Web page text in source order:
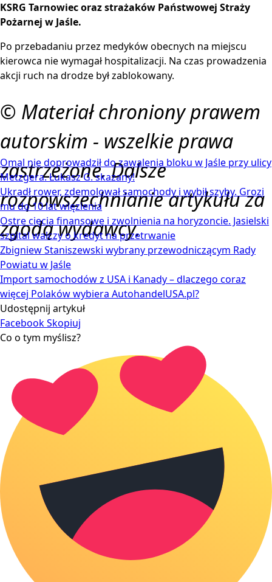
KSRG Tarnowiec oraz strażaków Państwowej Straży
Pożarnej w Jaśle.
Po przebadaniu przez medyków obecnych na miejscu
kierowca nie wymagał hospitalizacji. Na czas prowadzenia
akcji ruch na drodze był zablokowany.
© Materiał chroniony prawem
autorskim - wszelkie prawa
zastrzeżone. Dalsze
rozpowszechnianie artykułu za
zgodą wydawcy.
Omal nie doprowadził do zawalenia bloku w Jaśle przy ulicy
Metzgera. Łukasz G. skazany!
Ukradł rower, zdemolował samochody i wybił szyby. Grozi
mu do 10 lat więzienia
Ostre cięcia finansowe i zwolnienia na horyzoncie. Jasielski
szpital walczy o kredyt na przetrwanie
Zbigniew Staniszewski wybrany przewodniczącym Rady
Powiatu w Jaśle
Import samochodów z USA i Kanady – dlaczego coraz
więcej Polaków wybiera AutohandelUSA.pl?
Udostępnij artykuł
FacebookSkopiuj
Co o tym myślisz?